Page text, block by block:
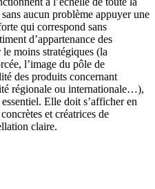
aucun problème appuyer une
qui correspond sans
d’appartenance des
moins stratégiques (la
l’image du pôle de
des produits concernant
régionale ou internationale…),
Elle doit s’afficher en
et créatrices de
claire.